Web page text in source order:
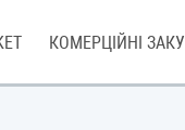
КОМЕРЦІЙНІ